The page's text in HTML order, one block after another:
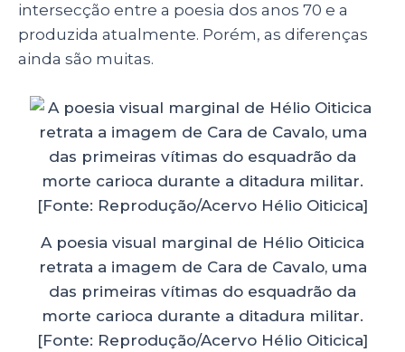
intersecção entre a poesia dos anos 70 e a
produzida atualmente. Porém, as diferenças
ainda são muitas.
A poesia visual marginal de Hélio Oiticica
retrata a imagem de Cara de Cavalo, uma
das primeiras vítimas do esquadrão da
morte carioca durante a ditadura militar.
[Fonte: Reprodução/Acervo Hélio Oiticica]